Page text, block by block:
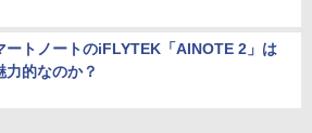
ートノートのiFLYTEK「AINOTE 2」は
力的なのか？